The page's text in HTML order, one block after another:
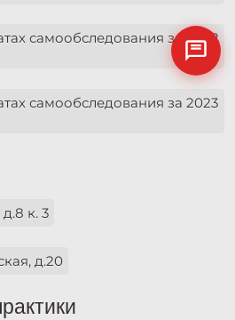
самообследования за 2022
самообследования за 2023
к. 3
д.20